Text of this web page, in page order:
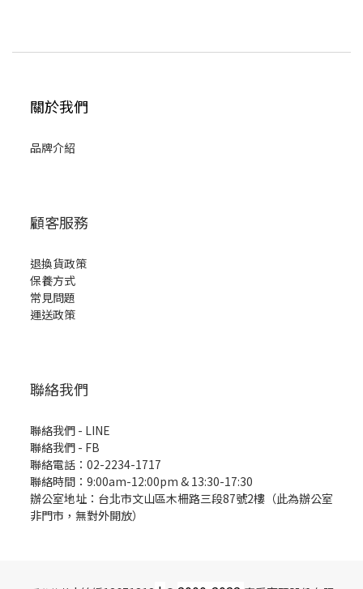
關於我們
品牌介紹
顧客服務
退換貨政策
保養方式
常見問題
運送政策
聯絡我們
聯絡我們 - LINE
聯絡我們 - FB
聯絡電話：02-2234-1717
聯絡時間：9:00am-12:00pm & 13:30-17:30
辦公室地址：台北市文山區木柵路三段87號2樓（此為辦公室
非門市，無對外開放）